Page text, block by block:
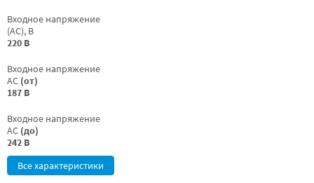
Входное напряжение
(AC), В
220 В
Входное напряжение
AC (от)
187 В
Входное напряжение
AC (до)
242 В
Все характеристики